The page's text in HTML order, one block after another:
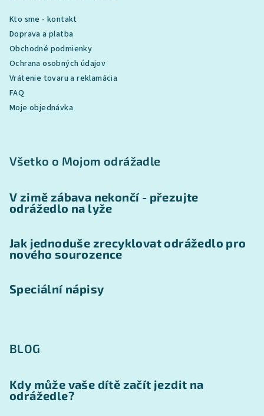
Kto sme - kontakt
Doprava a platba
Obchodné podmienky
Ochrana osobných údajov
Vrátenie tovaru a reklamácia
FAQ
Moje objednávka
Všetko o Mojom odrážadle
V zimě zábava nekončí - přezujte
odrážedlo na lyže
Jak jednoduše zrecyklovat odrážedlo pro
nového sourozence
Speciální nápisy
BLOG
Kdy může vaše dítě začít jezdit na
odrážedle?